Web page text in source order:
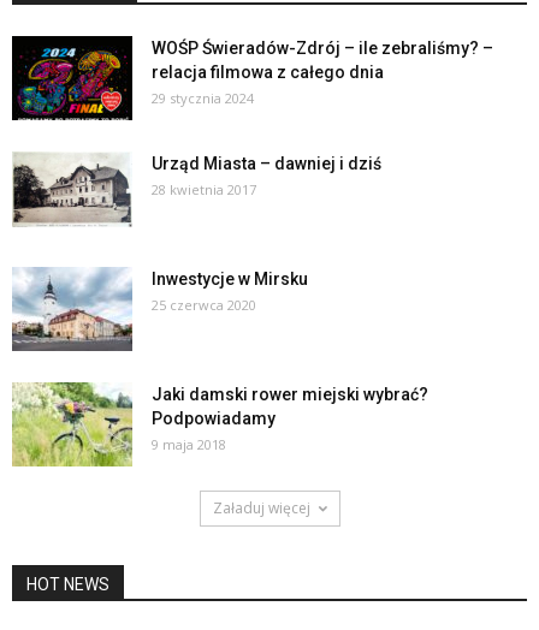
WOŚP Świeradów-Zdrój – ile zebraliśmy? –
relacja filmowa z całego dnia
29 stycznia 2024
Urząd Miasta – dawniej i dziś
28 kwietnia 2017
Inwestycje w Mirsku
25 czerwca 2020
Jaki damski rower miejski wybrać?
Podpowiadamy
9 maja 2018
Załaduj więcej
HOT NEWS